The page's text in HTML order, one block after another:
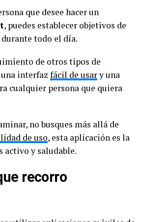
que desee hacer un
, puedes establecer objetivos de
todo el día.
de otros tipos de
interfaz fácil de usary una
cualquier persona que quiera
no busques más allá de
de uso, esta aplicación es la
activo y saludable.
recorro